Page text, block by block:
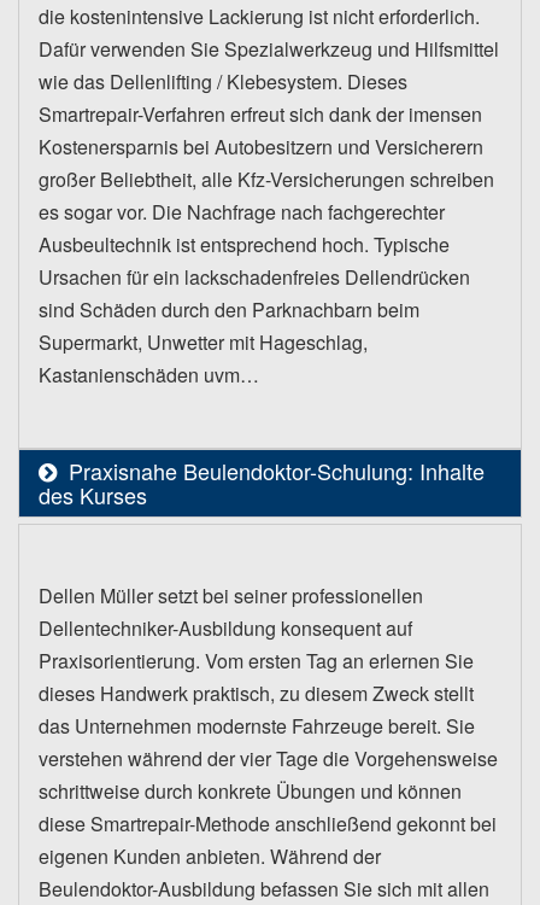
die kostenintensive Lackierung ist nicht erforderlich.
Dafür verwenden Sie Spezialwerkzeug und Hilfsmittel
wie das Dellenlifting / Klebesystem. Dieses
Smartrepair-Verfahren erfreut sich dank der imensen
Kostenersparnis bei Autobesitzern und Versicherern
großer Beliebtheit, alle Kfz-Versicherungen schreiben
es sogar vor. Die Nachfrage nach fachgerechter
Ausbeultechnik ist entsprechend hoch. Typische
Ursachen für ein lackschadenfreies Dellendrücken
sind Schäden durch den Parknachbarn beim
Supermarkt, Unwetter mit Hageschlag,
Kastanienschäden uvm…
Praxisnahe Beulendoktor-Schulung: Inhalte
des Kurses
Dellen Müller setzt bei seiner professionellen
Dellentechniker-Ausbildung konsequent auf
Praxisorientierung. Vom ersten Tag an erlernen Sie
dieses Handwerk praktisch, zu diesem Zweck stellt
das Unternehmen modernste Fahrzeuge bereit. Sie
verstehen während der vier Tage die Vorgehensweise
schrittweise durch konkrete Übungen und können
diese Smartrepair-Methode anschließend gekonnt bei
eigenen Kunden anbieten. Während der
Beulendoktor-Ausbildung befassen Sie sich mit allen